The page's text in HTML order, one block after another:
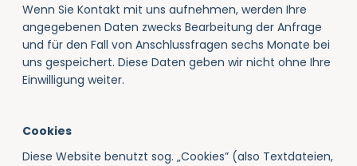
Wenn Sie Kontakt mit uns aufnehmen, werden Ihre
angegebenen Daten zwecks Bearbeitung der Anfrage
und für den Fall von Anschlussfragen sechs Monate bei
uns gespeichert. Diese Daten geben wir nicht ohne Ihre
Einwilligung weiter.
Cookies
Diese Website benutzt sog. „Cookies” (also Textdateien,